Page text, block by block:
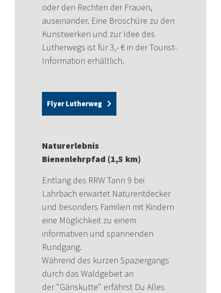
oder den Rechten der Frauen,
auseinander. Eine Broschüre zu den
Kunstwerken und zur Idee des
Lutherwegs ist für 3,- € in der Tourist-
Information erhältlich.
Flyer Lutherweg
Naturerlebnis
Bienenlehrpfad (1,5 km)
Entlang des RRW Tann 9 bei
Lahrbach erwartet Naturentdecker
und besonders Familien mit Kindern
eine Möglichkeit zu einem
informativen und spannenden
Rundgang.
Während des kurzen Spaziergangs
durch das Waldgebiet an
der "Gänskutte" erfährst Du Alles